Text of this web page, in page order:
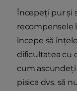
Începeți pur și
recompensele
începe să
dificultatea cu
cum ascundeți
pisica dvs. să